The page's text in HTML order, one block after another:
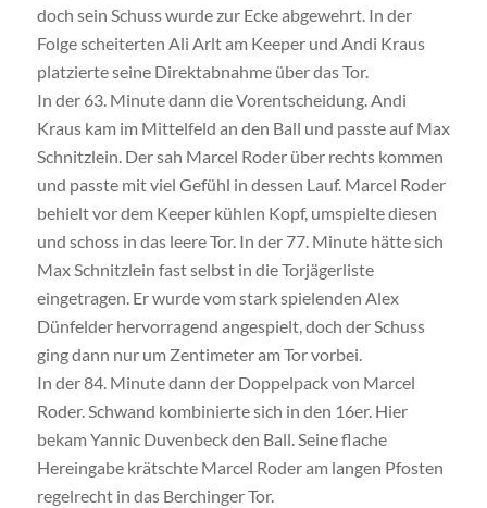
doch sein Schuss wurde zur Ecke abgewehrt. In der
Folge scheiterten Ali Arlt am Keeper und Andi Kraus
platzierte seine Direktabnahme über das Tor.
In der 63. Minute dann die Vorentscheidung. Andi
Kraus kam im Mittelfeld an den Ball und passte auf Max
Schnitzlein. Der sah Marcel Roder über rechts kommen
und passte mit viel Gefühl in dessen Lauf. Marcel Roder
behielt vor dem Keeper kühlen Kopf, umspielte diesen
und schoss in das leere Tor. In der 77. Minute hätte sich
Max Schnitzlein fast selbst in die Torjägerliste
eingetragen. Er wurde vom stark spielenden Alex
Dünfelder hervorragend angespielt, doch der Schuss
ging dann nur um Zentimeter am Tor vorbei.
In der 84. Minute dann der Doppelpack von Marcel
Roder. Schwand kombinierte sich in den 16er. Hier
bekam Yannic Duvenbeck den Ball. Seine flache
Hereingabe krätschte Marcel Roder am langen Pfosten
regelrecht in das Berchinger Tor.